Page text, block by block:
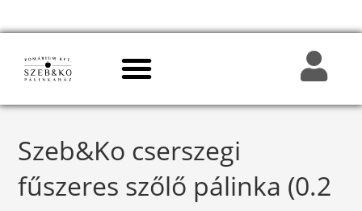
Szeb&Ko cserszegi
fűszeres szőlő pálinka (0.2